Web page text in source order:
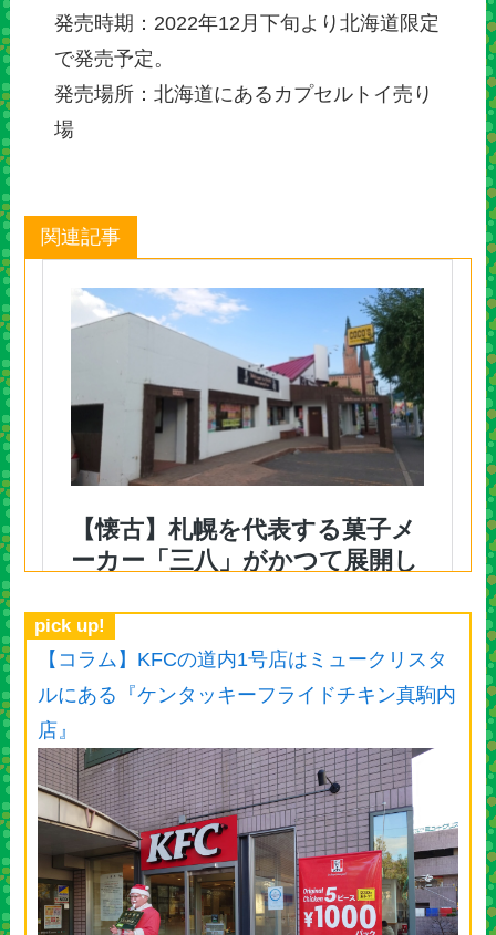
発売時期：2022年12月下旬より北海道限定
で発売予定。
発売場所：北海道にあるカプセルトイ売り
場
関連記事
pick up!
【コラム】KFCの道内1号店はミュークリスタ
ルにある『ケンタッキーフライドチキン真駒内
店』